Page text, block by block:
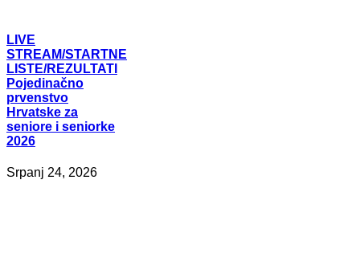
LIVE
STREAM/STARTNE
LISTE/REZULTATI
Pojedinačno
prvenstvo
Hrvatske za
seniore i seniorke
2026
Srpanj 24, 2026